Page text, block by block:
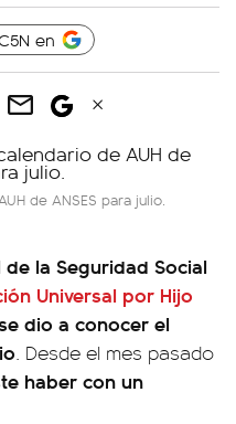
en
de ANSES para julio.
la Seguridad Social
Universal por Hijo
dio a conocer el
. Desde el mes pasado
haber con un